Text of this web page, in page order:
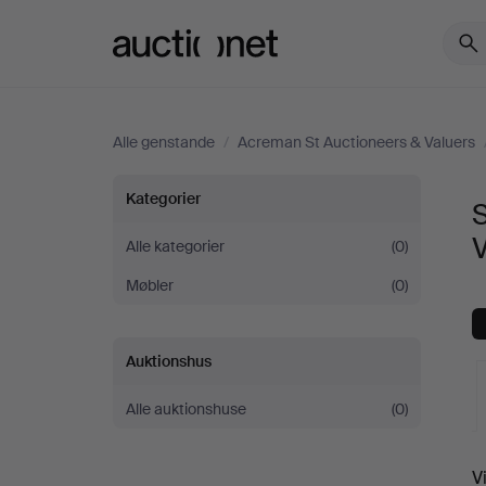
Alle genstande / Acreman St Auctioneers & Valuers
Sofaborde
hos
Acreman
St
Auctioneers
Kategorier
Alle kategorier
(0)
Møbler
(0)
Auktionshus
Alle auktionshuse (0)